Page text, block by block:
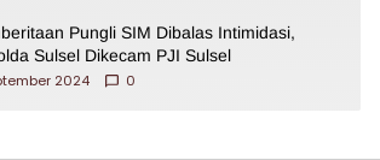
Pungli SIM Dibalas Intimidasi,
Sulsel Dikecam PJI Sulsel
2024
0